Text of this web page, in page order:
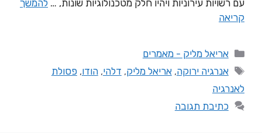
עם רשויות עירוניות ויהיו חלק מטכנולוגיות שונות, … להמשך
קריאה
אריאל מליק - מאמרים
אנרגיה ירוקה,אריאל מליק, דלהי,הודו,פסולת
לאנרגיה
כתיבת תגובה